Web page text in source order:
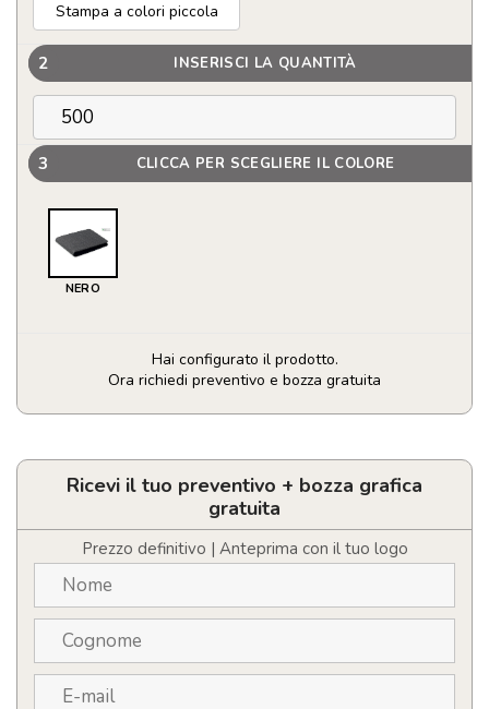
Stampa a colori piccola
2 INSERISCI LA QUANTITÀ
3 CLICCA PER SCEGLIERE IL COLORE
NERO
Hai configurato il prodotto.
Ora richiedi preventivo e bozza gratuita
Portafoglio
locator
ricaricabileRicevi il tuo preventivo + bozza grafica
gratuita
Prezzo definitivo | Anteprima con il tuo logo